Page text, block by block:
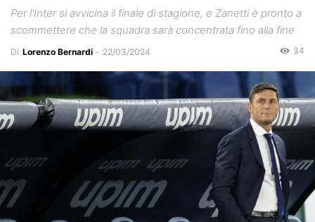
Per l'Inter si avvicina il finale di stagione, e Zanetti è pronto a
scommettere che la squadra sarà concentrata fino alla fine
Di Lorenzo Bernardi - 22/03/2024 34